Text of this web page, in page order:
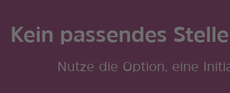
Kein passendes
Nutze die Option, eine